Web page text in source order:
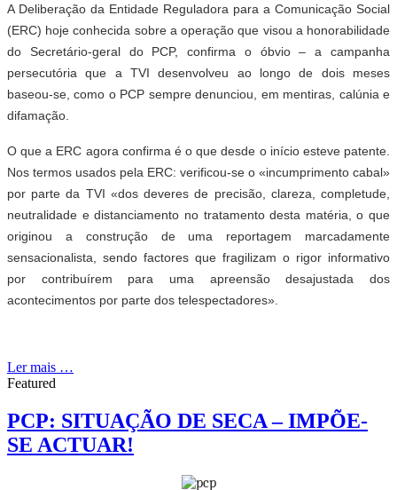
A Deliberação da Entidade Reguladora para a Comunicação Social
(ERC) hoje conhecida sobre a operação que visou a honorabilidade
do Secretário-geral do PCP, confirma o óbvio – a campanha
persecutória que a TVI desenvolveu ao longo de dois meses
baseou-se, como o PCP sempre denunciou, em mentiras, calúnia e
difamação.
O que a ERC agora confirma é o que desde o início esteve patente.
Nos termos usados pela ERC: verificou-se o «incumprimento cabal»
por parte da TVI «dos deveres de precisão, clareza, completude,
neutralidade e distanciamento no tratamento desta matéria, o que
originou a construção de uma reportagem marcadamente
sensacionalista, sendo factores que fragilizam o rigor informativo
por contribuírem para uma apreensão desajustada dos
acontecimentos por parte dos telespectadores».
Ler mais …
Featured
PCP: SITUAÇÃO DE SECA – IMPÕE-
SE ACTUAR!